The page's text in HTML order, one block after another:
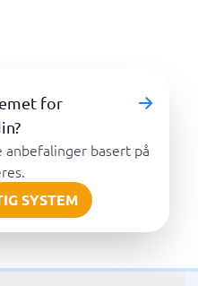
for
anbefalinger basert på
SYSTEM